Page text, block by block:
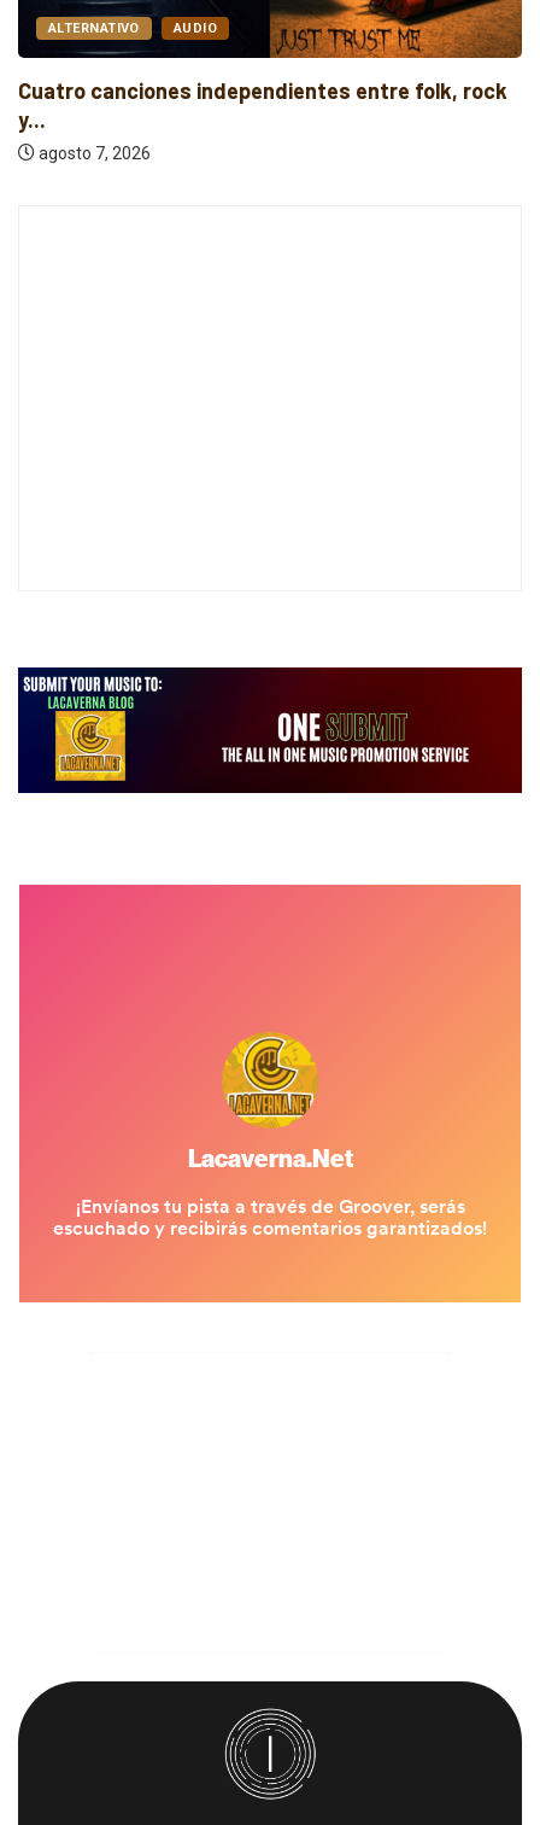
ALTERNATIVO AUDIO
Cuatro canciones independientes entre folk, rock
y...
agosto 7, 2026